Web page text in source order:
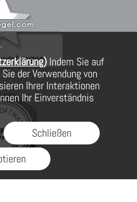
Indem Sie auf
der Verwendung von
Ihrer Interaktionen
Ihr Einverständnis
Schließen